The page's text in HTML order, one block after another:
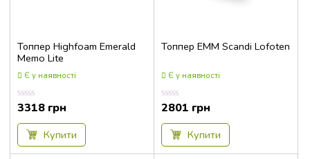
Топпер Highfoam Emerald
Memo Lite
Є у наявності
Оцінка
0.00
з
3318 грн
Купити
Топпер EMM Scandi Lofoten
Є у наявності
Оцінка
0.00
з
2801 грн
Купити